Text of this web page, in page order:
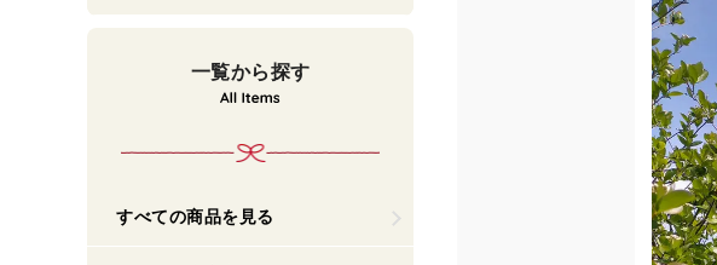
一覧から探す
すべての商品を見る